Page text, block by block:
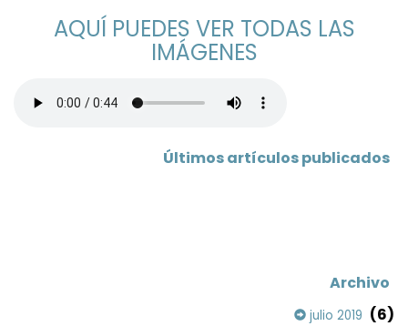
AQUÍ PUEDES VER TODAS LAS
IMÁGENES
Últimos artículos publicados
Archivo
julio 2019 (6)